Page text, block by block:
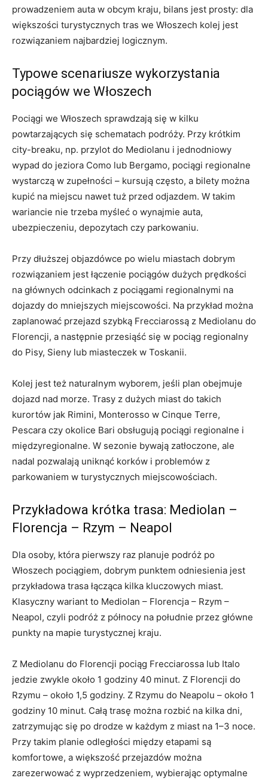
prowadzeniem auta w obcym kraju, bilans jest prosty: dla
większości turystycznych tras we Włoszech kolej jest
rozwiązaniem najbardziej logicznym.
Typowe scenariusze wykorzystania
pociągów we Włoszech
Pociągi we Włoszech sprawdzają się w kilku
powtarzających się schematach podróży. Przy krótkim
city-breaku, np. przylot do Mediolanu i jednodniowy
wypad do jeziora Como lub Bergamo, pociągi regionalne
wystarczą w zupełności – kursują często, a bilety można
kupić na miejscu nawet tuż przed odjazdem. W takim
wariancie nie trzeba myśleć o wynajmie auta,
ubezpieczeniu, depozytach czy parkowaniu.
Przy dłuższej objazdówce po wielu miastach dobrym
rozwiązaniem jest łączenie pociągów dużych prędkości
na głównych odcinkach z pociągami regionalnymi na
dojazdy do mniejszych miejscowości. Na przykład można
zaplanować przejazd szybką Frecciarossą z Mediolanu do
Florencji, a następnie przesiąść się w pociąg regionalny
do Pisy, Sieny lub miasteczek w Toskanii.
Kolej jest też naturalnym wyborem, jeśli plan obejmuje
dojazd nad morze. Trasy z dużych miast do takich
kurortów jak Rimini, Monterosso w Cinque Terre,
Pescara czy okolice Bari obsługują pociągi regionalne i
międzyregionalne. W sezonie bywają zatłoczone, ale
nadal pozwalają uniknąć korków i problemów z
parkowaniem w turystycznych miejscowościach.
Przykładowa krótka trasa: Mediolan –
Florencja – Rzym – Neapol
Dla osoby, która pierwszy raz planuje podróż po
Włoszech pociągiem, dobrym punktem odniesienia jest
przykładowa trasa łącząca kilka kluczowych miast.
Klasyczny wariant to Mediolan – Florencja – Rzym –
Neapol, czyli podróż z północy na południe przez główne
punkty na mapie turystycznej kraju.
Z Mediolanu do Florencji pociąg Frecciarossa lub Italo
jedzie zwykle około 1 godziny 40 minut. Z Florencji do
Rzymu – około 1,5 godziny. Z Rzymu do Neapolu – około 1
godziny 10 minut. Całą trasę można rozbić na kilka dni,
zatrzymując się po drodze w każdym z miast na 1–3 noce.
Przy takim planie odległości między etapami są
komfortowe, a większość przejazdów można
zarezerwować z wyprzedzeniem, wybierając optymalne